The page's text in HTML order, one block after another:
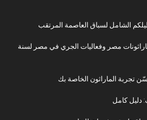
مصر وفعاليات الجري في مصر لسنة
الماراثون الخاصة بك
دليل كامل